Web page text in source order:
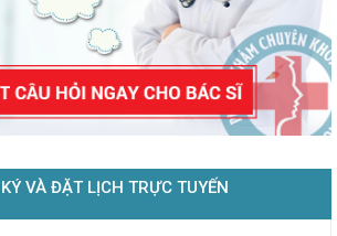
VÀ ĐẶT LỊCH TRỰC TUYẾN